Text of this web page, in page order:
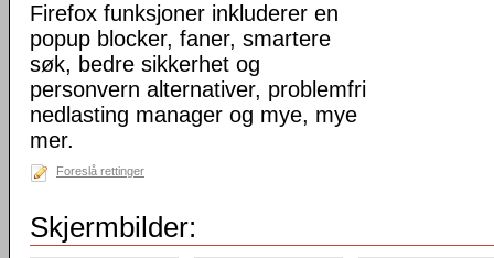
Firefox funksjoner inkluderer en
popup blocker, faner, smartere
søk, bedre sikkerhet og
personvern alternativer, problemfri
nedlasting manager og mye, mye
mer.
Foreslå rettinger
Skjermbilder: